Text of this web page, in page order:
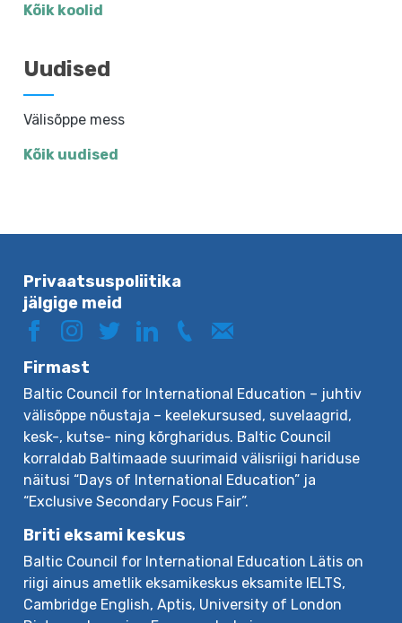
Kõik koolid
Uudised
Välisõppe mess
Kõik uudised
Privaatsuspoliitika
jälgige meid
Firmast
Baltic Council for International Education – juhtiv
välisõppe nõustaja – keelekursused, suvelaagrid,
kesk-, kutse- ning kõrgharidus. Baltic Council
korraldab Baltimaade suurimaid välisriigi hariduse
näitusi “Days of International Education” ja
“Exclusive Secondary Focus Fair”.
Briti eksami keskus
Baltic Council for International Education Lätis on
riigi ainus ametlik eksamikeskus eksamite IELTS,
Cambridge English, Aptis, University of London